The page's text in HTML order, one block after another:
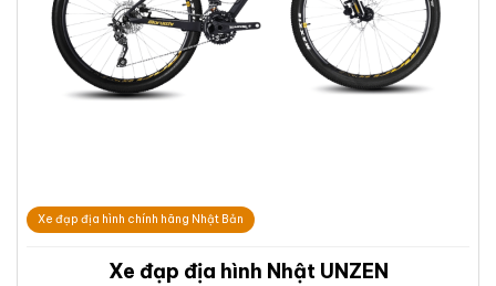
Xe đạp địa hình chính hãng Nhật Bản
Xe đạp địa hình Nhật UNZEN